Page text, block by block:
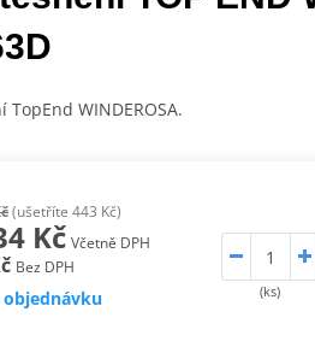
TopEnd WINDEROSA.
(ušetříte 443 Kč)
Kč Včetně DPH
Bez DPH
objednávku (ks)